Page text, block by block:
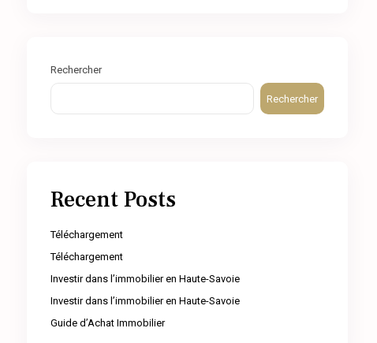
Rechercher
Rechercher
Recent Posts
Téléchargement
Téléchargement
Investir dans l’immobilier en Haute-Savoie
Investir dans l’immobilier en Haute-Savoie
Guide d’Achat Immobilier